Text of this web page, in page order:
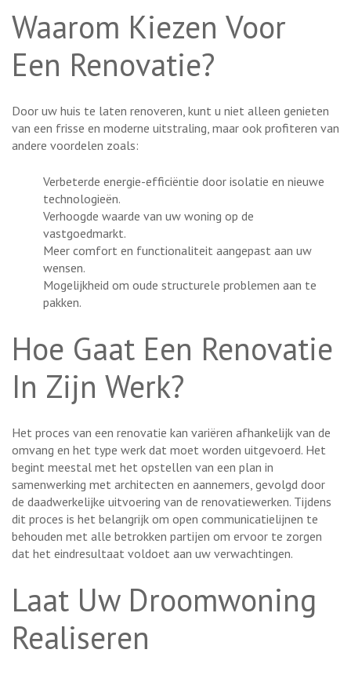
Waarom Kiezen Voor
Een Renovatie?
Door uw huis te laten renoveren, kunt u niet alleen genieten
van een frisse en moderne uitstraling, maar ook profiteren van
andere voordelen zoals:
Verbeterde energie-efficiëntie door isolatie en nieuwe
technologieën.
Verhoogde waarde van uw woning op de
vastgoedmarkt.
Meer comfort en functionaliteit aangepast aan uw
wensen.
Mogelijkheid om oude structurele problemen aan te
pakken.
Hoe Gaat Een Renovatie
In Zijn Werk?
Het proces van een renovatie kan variëren afhankelijk van de
omvang en het type werk dat moet worden uitgevoerd. Het
begint meestal met het opstellen van een plan in
samenwerking met architecten en aannemers, gevolgd door
de daadwerkelijke uitvoering van de renovatiewerken. Tijdens
dit proces is het belangrijk om open communicatielijnen te
behouden met alle betrokken partijen om ervoor te zorgen
dat het eindresultaat voldoet aan uw verwachtingen.
Laat Uw Droomwoning
Realiseren